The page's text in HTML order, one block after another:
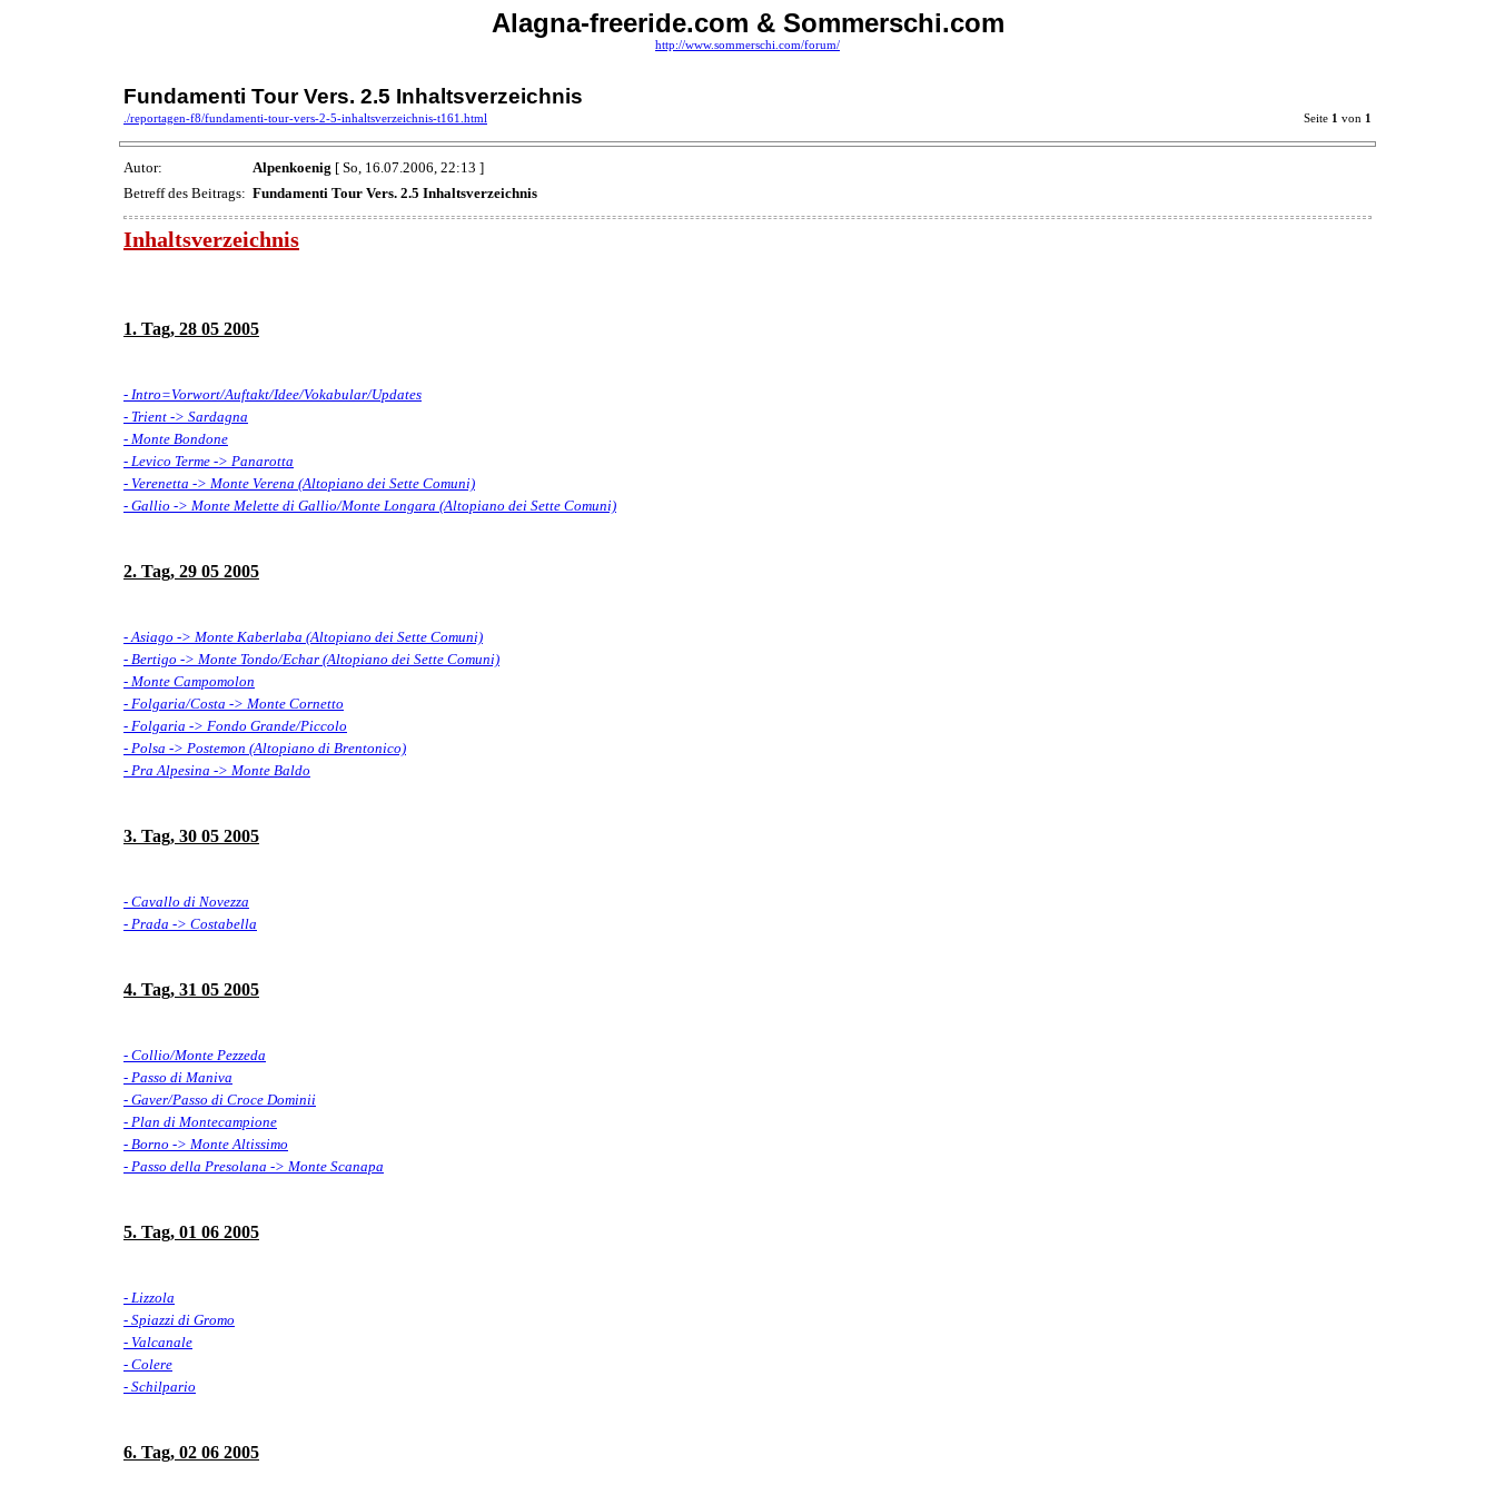
Alagna-freeride.com & Sommerschi.com
http://www.sommerschi.com/forum/
Fundamenti Tour Vers. 2.5 Inhaltsverzeichnis
./reportagen-f8/fundamenti-tour-vers-2-5-inhaltsverzeichnis-t161.html Seite 1 von 1
Autor: Alpenkoenig [ So, 16.07.2006, 22:13 ]
Betreff des Beitrags: Fundamenti Tour Vers. 2.5 Inhaltsverzeichnis
Inhaltsverzeichnis
1. Tag, 28 05 2005
- Intro=Vorwort/Auftakt/Idee/Vokabular/Updates
- Trient -> Sardagna
- Monte Bondone
- Levico Terme -> Panarotta
- Verenetta -> Monte Verena (Altopiano dei Sette Comuni)
- Gallio -> Monte Melette di Gallio/Monte Longara (Altopiano dei Sette Comuni)
2. Tag, 29 05 2005
- Asiago -> Monte Kaberlaba (Altopiano dei Sette Comuni)
- Bertigo -> Monte Tondo/Echar (Altopiano dei Sette Comuni)
- Monte Campomolon
- Folgaria/Costa -> Monte Cornetto
- Folgaria -> Fondo Grande/Piccolo
- Polsa -> Postemon (Altopiano di Brentonico)
- Pra Alpesina -> Monte Baldo
3. Tag, 30 05 2005
- Cavallo di Novezza
- Prada -> Costabella
4. Tag, 31 05 2005
- Collio/Monte Pezzeda
- Passo di Maniva
- Gaver/Passo di Croce Dominii
- Plan di Montecampione
- Borno -> Monte Altissimo
- Passo della Presolana -> Monte Scanapa
5. Tag, 01 06 2005
- Lizzola
- Spiazzi di Gromo
- Valcanale
- Colere
- Schilpario
6. Tag, 02 06 2005